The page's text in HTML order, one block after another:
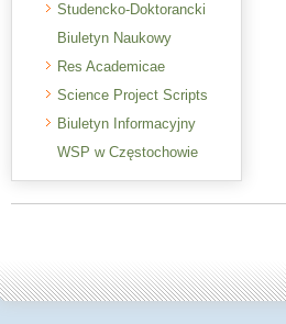
Studencko-Doktorancki
Biuletyn Naukowy
Res Academicae
Science Project Scripts
Biuletyn Informacyjny
WSP w Częstochowie